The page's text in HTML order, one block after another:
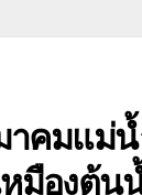
าคมแม่น้
มืองต้น